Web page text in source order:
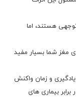
هستند، اما
مغز شما بسیار مفید
و زمان واکنش
بیماری های